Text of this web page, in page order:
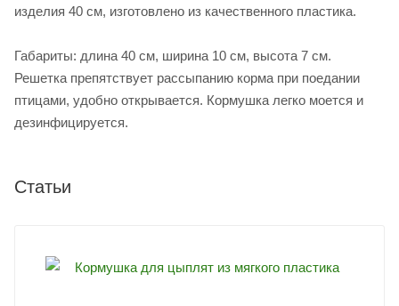
изделия 40 см, изготовлено из качественного пластика.
Габариты: длина 40 см, ширина 10 см, высота 7 см.
Решетка препятствует рассыпанию корма при поедании
птицами, удобно открывается. Кормушка легко моется и
дезинфицируется.
Статьи